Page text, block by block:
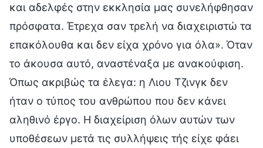
και αδελφές στην εκκλησία μας συνελήφθησαν
πρόσφατα. Έτρεχα σαν τρελή να διαχειριστώ τα
επακόλουθα και δεν είχα χρόνο για όλα». Όταν
το άκουσα αυτό, αναστέναξα με ανακούφιση.
Όπως ακριβώς τα έλεγα: η Λιου Τζινγκ δεν
ήταν ο τύπος του ανθρώπου που δεν κάνει
αληθινό έργο. Η διαχείριση όλων αυτών των
υποθέσεων μετά τις συλλήψεις τής είχε φάει